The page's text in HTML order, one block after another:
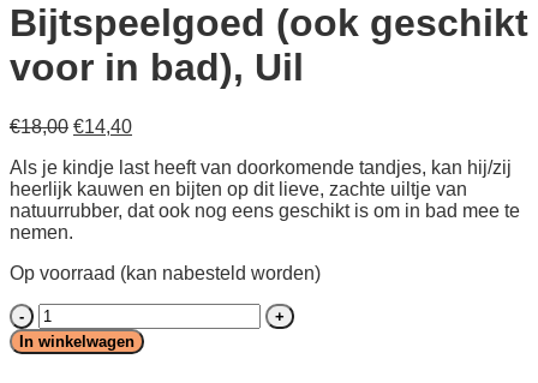
Bijtspeelgoed (ook geschikt
voor in bad), Uil
€18,00 Oorspronkelijke
was:
€18,00.
€14,40Huidige
is:
€14,40.
Als je kindje last heeft van doorkomende tandjes, kan hij/zij
heerlijk kauwen en bijten op dit lieve, zachte uiltje van
natuurrubber, dat ook nog eens geschikt is om in bad mee te
nemen.
Op voorraad (kan nabesteld worden)
Bijtspeelgoed
(ook
geschikt
In winkelwagen